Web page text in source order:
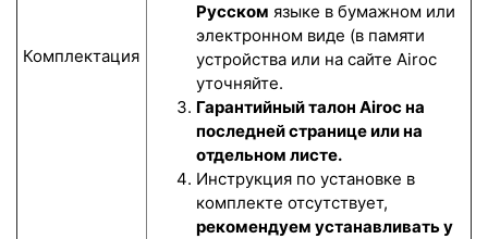
Комплектация
Русском языке в бумажном или
электронном виде (в памяти
устройства или на сайте Airoc
уточняйте.
Гарантийный талон Airoc на
последней странице или на
отдельном листе.
Инструкция по установке в
комплекте отсутствует,
рекомендуем устанавливать у